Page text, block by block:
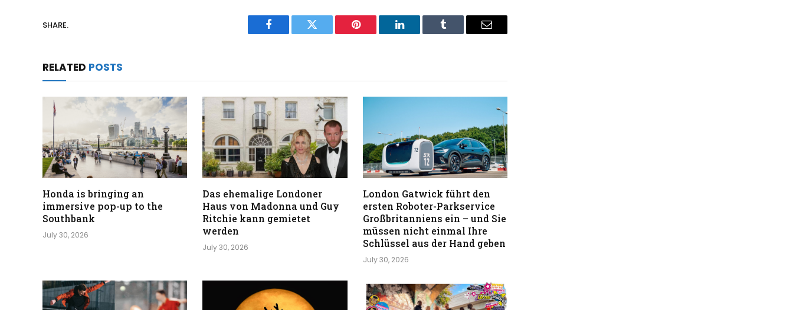
SHARE.
Facebook Twitter Pinterest LinkedIn Tumblr Email
RELATED POSTS
Honda is bringing an
immersive pop-up to the
Southbank
July 30, 2026
Das ehemalige Londoner
Haus von Madonna und Guy
Ritchie kann gemietet
werden
July 30, 2026
London Gatwick führt den
ersten Roboter-Parkservice
Großbritanniens ein – und Sie
müssen nicht einmal Ihre
Schlüssel aus der Hand geben
July 30, 2026